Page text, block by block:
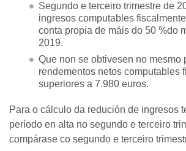
Segundo e terceiro trimestre de
ingresos computables
conta propia de máis do 50 %do
2019.
Que non se obtivesen no mesmo
rendementos netos computables
superiores a 7.980 euros.
Para o cálculo da redución de ingresos
período en alta no segundo e terceiro
compárase co segundo e terceiro